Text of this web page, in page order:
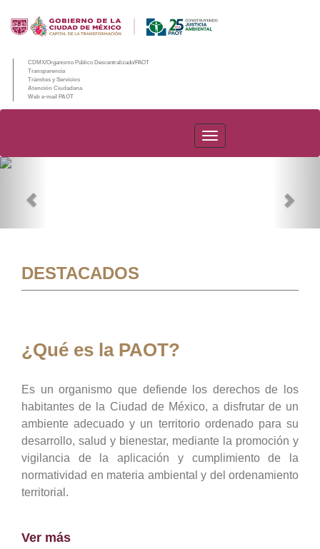
CDMX/Organismo Público Descentralizado/PAOT
Transparencia
Trámites y Servicios
Atención Ciudadana
Web e-mail PAOT
PAOT
DESTACADOS
¿Qué es la PAOT?
Es un organismo que defiende los derechos de los
habitantes de la Ciudad de México, a disfrutar de un
ambiente adecuado y un territorio ordenado para su
desarrollo, salud y bienestar, mediante la promoción y
vigilancia de la aplicación y cumplimiento de la
normatividad en materia ambiental y del ordenamiento
territorial.
Ver más